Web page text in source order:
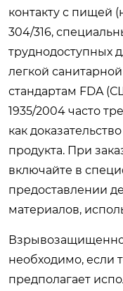
контакту с пищей
304/316,
труднодоступных
легкой
стандартам FDA
1935/2004 часто
как
продукта. При
включайте в
предоставлении
материалов,
необходимо, если
предполагает